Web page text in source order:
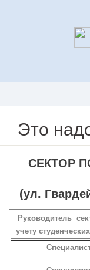
Это
СЕКТОР
(ул.
Руководитель
учету